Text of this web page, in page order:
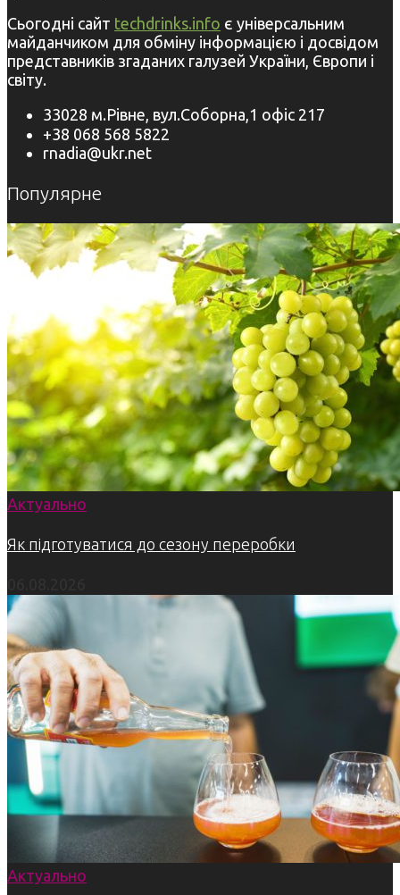
Сьогодні сайт techdrinks.info є універсальним
майданчиком для обміну інформацією і досвідом
представників згаданих галузей України, Європи і
світу.
33028 м.Рівне, вул.Соборна,1 офіс 217
+38 068 568 5822
rnadia@ukr.net
Популярне
Актуально
Як підготуватися до сезону переробки
Актуально